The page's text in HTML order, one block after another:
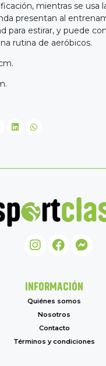
mientras se usa
presentan al
para estirar, y puede
rutina de aeróbicos.
INFORMACIÓN
Quiénes somos
Nosotros
Contacto
Términos y condiciones